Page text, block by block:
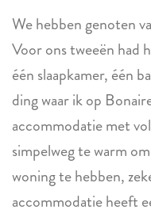
We hebben genoten
Voor ons tweeën had
één slaapkamer, één
ding waar ik op
accommodatie met
simpelweg te warm
woning te hebben,
accommodatie heeft